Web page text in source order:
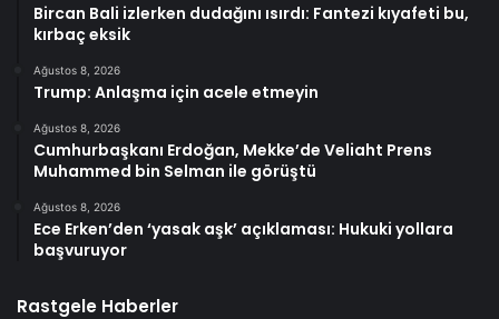
Bircan Bali izlerken dudağını ısırdı: Fantezi kıyafeti bu,
kırbaç eksik
Ağustos 8, 2026
Trump: Anlaşma için acele etmeyin
Ağustos 8, 2026
Cumhurbaşkanı Erdoğan, Mekke’de Veliaht Prens
Muhammed bin Selman ile görüştü
Ağustos 8, 2026
Ece Erken’den ‘yasak aşk’ açıklaması: Hukuki yollara
başvuruyor
Rastgele Haberler